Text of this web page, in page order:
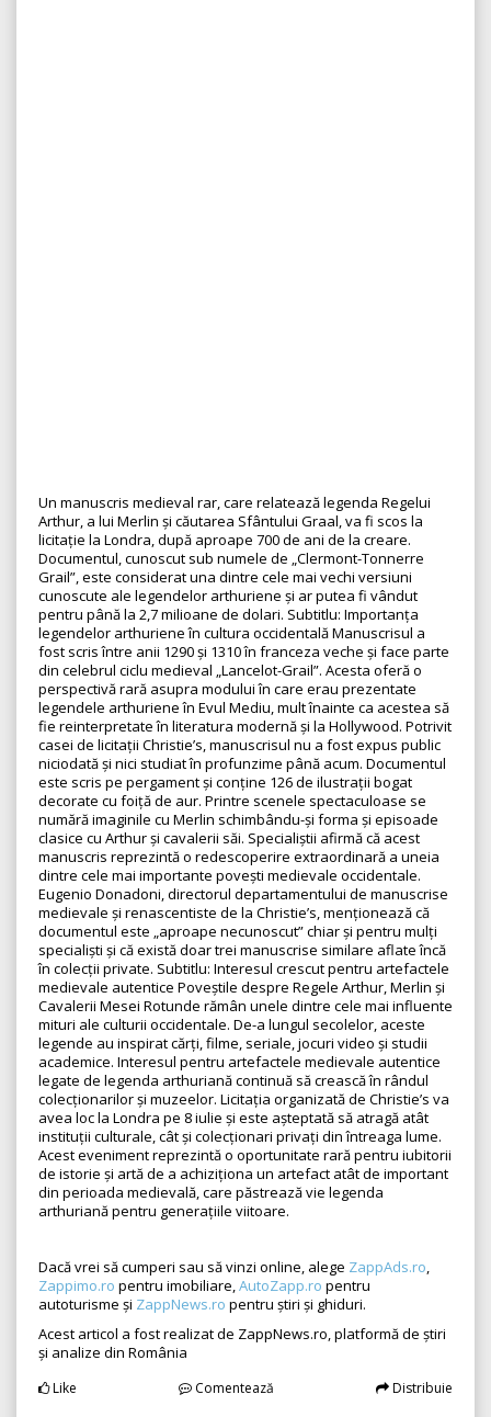
Un manuscris medieval rar, care relatează legenda Regelui
Arthur, a lui Merlin și căutarea Sfântului Graal, va fi scos la
licitație la Londra, după aproape 700 de ani de la creare.
Documentul, cunoscut sub numele de „Clermont-Tonnerre
Grail”, este considerat una dintre cele mai vechi versiuni
cunoscute ale legendelor arthuriene și ar putea fi vândut
pentru până la 2,7 milioane de dolari. Subtitlu: Importanța
legendelor arthuriene în cultura occidentală Manuscrisul a
fost scris între anii 1290 și 1310 în franceza veche și face parte
din celebrul ciclu medieval „Lancelot-Grail”. Acesta oferă o
perspectivă rară asupra modului în care erau prezentate
legendele arthuriene în Evul Mediu, mult înainte ca acestea să
fie reinterpretate în literatura modernă și la Hollywood. Potrivit
casei de licitații Christie’s, manuscrisul nu a fost expus public
niciodată și nici studiat în profunzime până acum. Documentul
este scris pe pergament și conține 126 de ilustrații bogat
decorate cu foiță de aur. Printre scenele spectaculoase se
numără imaginile cu Merlin schimbându-și forma și episoade
clasice cu Arthur și cavalerii săi. Specialiștii afirmă că acest
manuscris reprezintă o redescoperire extraordinară a uneia
dintre cele mai importante povești medievale occidentale.
Eugenio Donadoni, directorul departamentului de manuscrise
medievale și renascentiste de la Christie’s, menționează că
documentul este „aproape necunoscut” chiar și pentru mulți
specialiști și că există doar trei manuscrise similare aflate încă
în colecții private. Subtitlu: Interesul crescut pentru artefactele
medievale autentice Poveștile despre Regele Arthur, Merlin și
Cavalerii Mesei Rotunde rămân unele dintre cele mai influente
mituri ale culturii occidentale. De-a lungul secolelor, aceste
legende au inspirat cărți, filme, seriale, jocuri video și studii
academice. Interesul pentru artefactele medievale autentice
legate de legenda arthuriană continuă să crească în rândul
colecționarilor și muzeelor. Licitația organizată de Christie’s va
avea loc la Londra pe 8 iulie și este așteptată să atragă atât
instituții culturale, cât și colecționari privați din întreaga lume.
Acest eveniment reprezintă o oportunitate rară pentru iubitorii
de istorie și artă de a achiziționa un artefact atât de important
din perioada medievală, care păstrează vie legenda
arthuriană pentru generațiile viitoare.
Dacă vrei să cumperi sau să vinzi online, alege ZappAds.ro,
Zappimo.ro pentru imobiliare,AutoZapp.ro pentru
autoturisme și ZappNews.ro pentru știri și ghiduri.
Acest articol a fost realizat de ZappNews.ro, platformă de știri
și analize din România
Like Comentează Distribuie